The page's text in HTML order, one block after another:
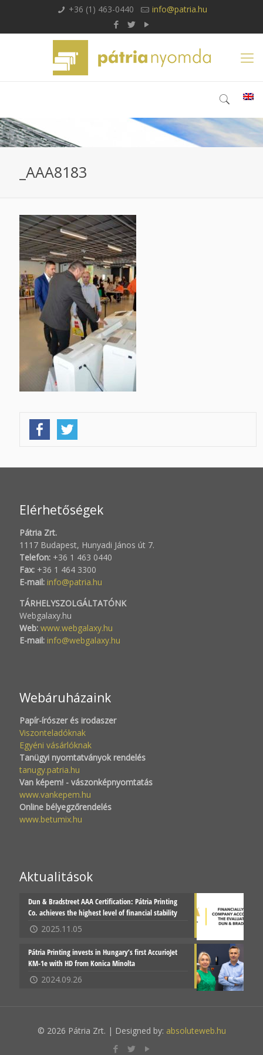
+36 (1) 463-0440 info@patria.hu
_AAA8183
Elérhetőségek
Pátria Zrt.
1117 Budapest, Hunyadi János út 7.
Telefon: +36 1 463 0440
Fax: +36 1 464 3300
E-mail: info@patria.hu
TÁRHELYSZOLGÁLTATÓNK
Webgalaxy.hu
Web: www.webgalaxy.hu
E-mail: info@webgalaxy.hu
Webáruházaink
Papír-írószer és irodaszer
Viszonteladóknak
Egyéni vásárlóknak
Tanügyi nyomtatványok rendelés
tanugy.patria.hu
Van képem! - vászonképnyomtatás
www.vankepem.hu
Online bélyegzőrendelés
www.betumix.hu
Aktualitások
Dun & Bradstreet AAA Certification: Pátria Printing
Co. achieves the highest level of financial stability
2025.11.05
Pátria Printing invests in Hungary’s first AccurioJet
KM-1e with HD from Konica Minolta
2024.09.26
© 2026 Pátria Zrt. | Designed by: absoluteweb.hu